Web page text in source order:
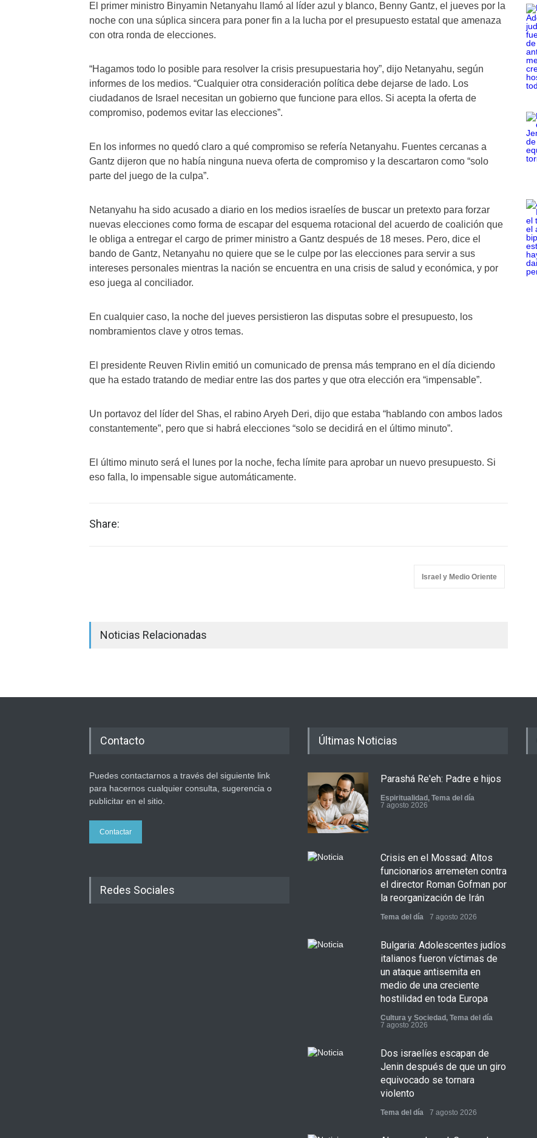
El primer ministro Binyamin Netanyahu llamó al líder azul y blanco, Benny Gantz, el jueves por la
noche con una súplica sincera para poner fin a la lucha por el presupuesto estatal que amenaza
con otra ronda de elecciones.
“Hagamos todo lo posible para resolver la crisis presupuestaria hoy”, dijo Netanyahu, según
informes de los medios. “Cualquier otra consideración política debe dejarse de lado. Los
ciudadanos de Israel necesitan un gobierno que funcione para ellos. Si acepta la oferta de
compromiso, podemos evitar las elecciones”.
En los informes no quedó claro a qué compromiso se refería Netanyahu. Fuentes cercanas a
Gantz dijeron que no había ninguna nueva oferta de compromiso y la descartaron como “solo
parte del juego de la culpa”.
Netanyahu ha sido acusado a diario en los medios israelíes de buscar un pretexto para forzar
nuevas elecciones como forma de escapar del esquema rotacional del acuerdo de coalición que
le obliga a entregar el cargo de primer ministro a Gantz después de 18 meses. Pero, dice el
bando de Gantz, Netanyahu no quiere que se le culpe por las elecciones para servir a sus
intereses personales mientras la nación se encuentra en una crisis de salud y económica, y por
eso juega al conciliador.
En cualquier caso, la noche del jueves persistieron las disputas sobre el presupuesto, los
nombramientos clave y otros temas.
El presidente Reuven Rivlin emitió un comunicado de prensa más temprano en el día diciendo
que ha estado tratando de mediar entre las dos partes y que otra elección era “impensable”.
Un portavoz del líder del Shas, el rabino Aryeh Deri, dijo que estaba “hablando con ambos lados
constantemente”, pero que si habrá elecciones “solo se decidirá en el último minuto”.
El último minuto será el lunes por la noche, fecha límite para aprobar un nuevo presupuesto. Si
eso falla, lo impensable sigue automáticamente.
Share:
Israel y Medio Oriente
Noticias Relacionadas
Contacto
Puedes contactarnos a través del siguiente link
para hacernos cualquier consulta, sugerencia o
publicitar en el sitio.
Contactar
Redes Sociales
Últimas Noticias
Parashá Re'eh: Padre e hijos
Espiritualidad , Tema del día
7 agosto 2026
Crisis en el Mossad: Altos
funcionarios arremeten contra
el director Roman Gofman por
la reorganización de Irán
Tema del día 7 agosto 2026
Bulgaria: Adolescentes judíos
italianos fueron víctimas de
un ataque antisemita en
medio de una creciente
hostilidad en toda Europa
Cultura y Sociedad , Tema del día
7 agosto 2026
Dos israelíes escapan de
Jenin después de que un giro
equivocado se tornara
violento
Tema del día 7 agosto 2026